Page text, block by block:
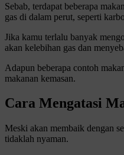
Sebab, terdapat beberapa
gas di dalam perut, seperti
Jika kamu terlalu banyak
akan kelebihan gas dan
Adapun beberapa contoh
makanan kemasan.
Cara Mengatasi
Meski akan membaik dengan
tidaklah nyaman.